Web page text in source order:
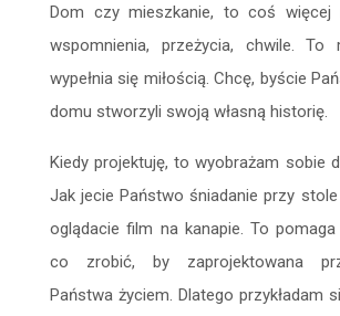
Dom czy mieszkanie, to coś więcej
wspomnienia, przeżycia, chwile. To
wypełnia się miłością. Chcę, byście
domu stworzyli swoją własną historię.
Kiedy projektuję, to wyobrażam sobie
Jak jecie Państwo śniadanie przy
oglądacie film na kanapie. To
co zrobić, by zaprojektowana
Państwa życiem. Dlatego przykładam